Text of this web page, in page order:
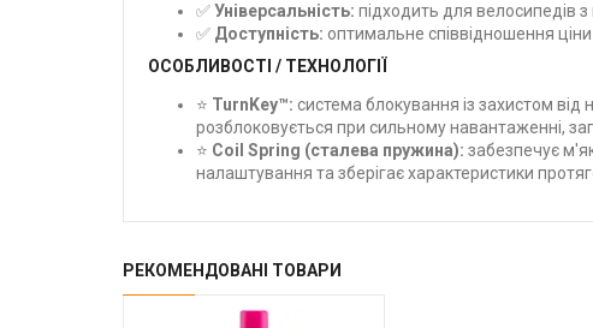
✅Універсальність: підходить для велосипедів
✅ Доступність: оптимальне співвідношення
ОСОБЛИВОСТІ / ТЕХНОЛОГІЇ
⭐ TurnKey™: система блокування із захистом
розблоковується при сильному навантаженні,
⭐ Coil Spring (сталева пружина): забезпечує
налаштування та зберігає характеристики
РЕКОМЕНДОВАНІ ТОВАРИ